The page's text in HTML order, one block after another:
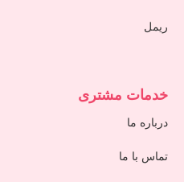
ریمل
خدمات مشتری
درباره ما
تماس با ما